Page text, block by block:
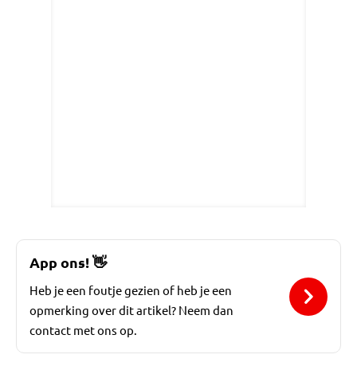
App ons!👋
Heb je een foutje gezien of heb je een
opmerking over dit artikel? Neem dan
contact met ons op.